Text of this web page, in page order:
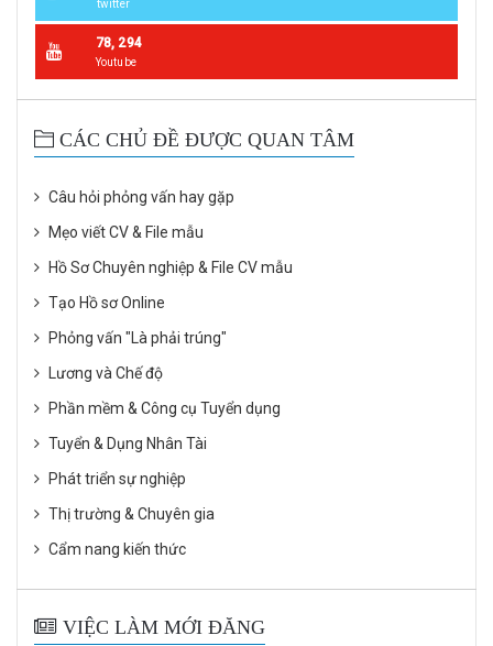
twitter
78, 294
Youtube
CÁC CHỦ ĐỀ ĐƯỢC QUAN TÂM
Câu hỏi phỏng vấn hay gặp
Mẹo viết CV & File mẫu
Hồ Sơ Chuyên nghiệp & File CV mẫu
Tạo Hồ sơ Online
Phỏng vấn "Là phải trúng"
Lương và Chế độ
Phần mềm & Công cụ Tuyển dụng
Tuyển & Dụng Nhân Tài
Phát triển sự nghiệp
Thị trường & Chuyên gia
Cẩm nang kiến thức
VIỆC LÀM MỚI ĐĂNG